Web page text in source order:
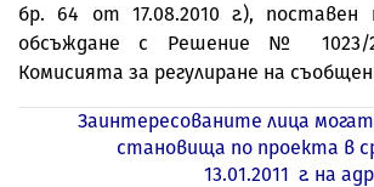
бр. 64 от 17.08.2010 г.),
обсъждане с Решение № 1023/
Комисията за регулиране на
Заинтересованите лица
становища по проекта в
13.01.2011 г. на